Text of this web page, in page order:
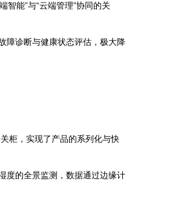
能”与“云端管理”协同的关
障诊断与健康状态评估，极大降
柜，实现了产品的系列化与快
度的全景监测，数据通过边缘计